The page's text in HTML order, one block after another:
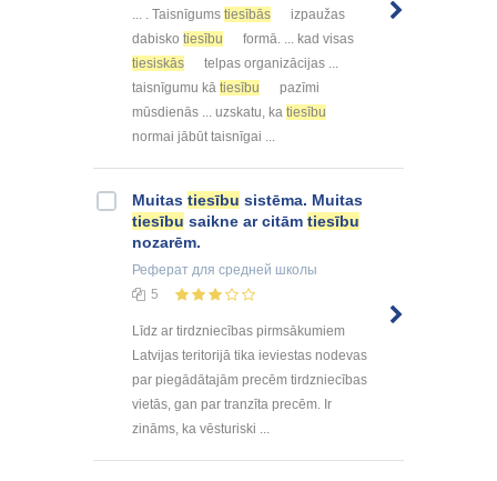
... . Taisnīgums tiesībās
izpaužas
dabisko tiesību
formā. ... kad visas
tiesiskās
telpas organizācijas ...
taisnīgumu kā tiesību
pazīmi
mūsdienās ... uzskatu, ka tiesību
normai jābūt taisnīgai ...
Muitas tiesību sistēma. Muitas
tiesību saikne ar citām tiesību
nozarēm.
Реферат для средней школы
5
Līdz ar tirdzniecības pirmsākumiem
Latvijas teritorijā tika ieviestas nodevas
par piegādātajām precēm tirdzniecības
vietās, gan par tranzīta precēm. Ir
zināms, ka vēsturiski ...